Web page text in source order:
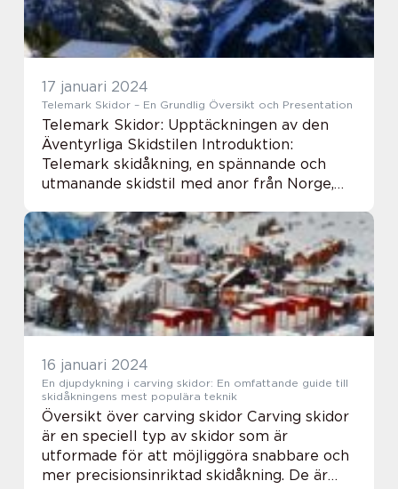
17 januari 2024
Telemark Skidor – En Grundlig Översikt och Presentation
Telemark Skidor: Upptäckningen av den
Äventyrliga Skidstilen Introduktion:
Telemark skidåkning, en spännande och
utmanande skidstil med anor från Norge,
senaste åren. Med detta i åtanke kommer
denna artikel...
16 januari 2024
En djupdykning i carving skidor: En omfattande guide till
skidåkningens mest populära teknik
Översikt över carving skidor Carving skidor
är en speciell typ av skidor som är
utformade för att möjliggöra snabbare och
mer precisionsinriktad skidåkning. De är